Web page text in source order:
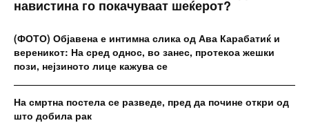
навистина го покачуваат шеќерот?
(ФОТО) Објавена е интимна слика од Ава Карабатиќ и
вереникот: На сред однос, во занес, протекоа жешки
пози, нејзиното лице кажува се
На смртна постела се разведе, пред да почине откри од
што добила рак